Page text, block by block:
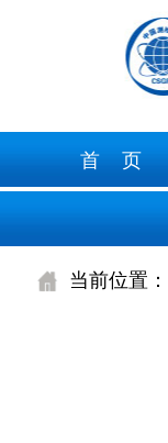
首 页
当前位置：